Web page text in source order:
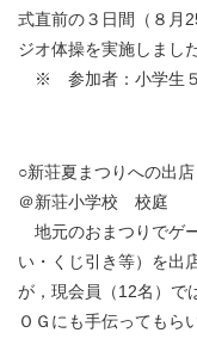
式直前の３日間（８月
ジオ体操を実施しました
※ 参加者：小学生５
○新荘夏まつりへの出
＠新荘小学校 校庭
地元のおまつりでゲ
い・くじ引き等）を出
が，現会員（12名）で
ＯＧにも手伝ってもら